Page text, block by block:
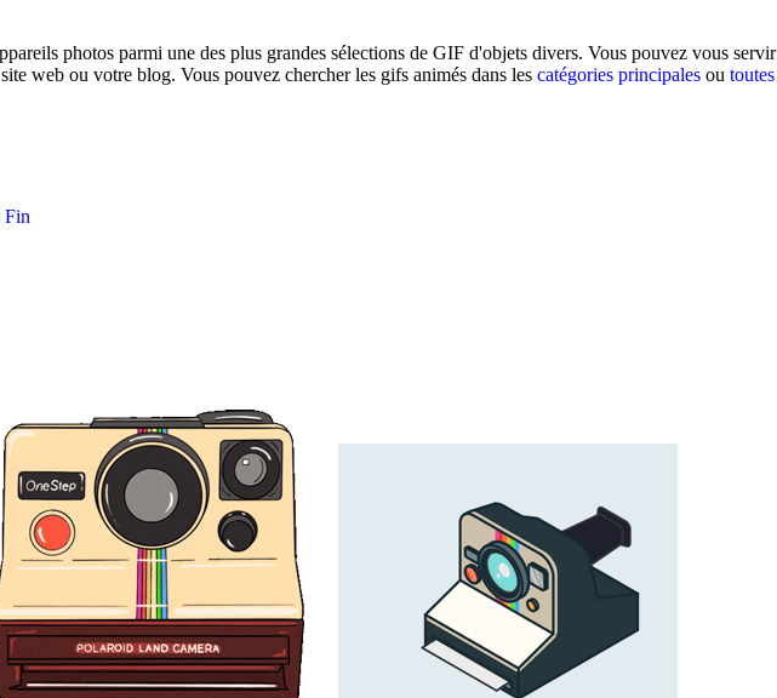
photos parmi une des plus grandes sélections de GIF d'objets divers. Vous pouvez vous servir
web ou votre blog. Vous pouvez chercher les gifs animés dans les catégories principales ou toutes
Fin